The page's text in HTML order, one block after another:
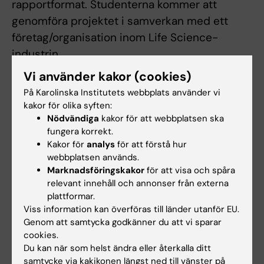
rapportformat. Studenterna kommer att
genomföra projektet i samverkan med ett
företag/organisation inom Life Science-
industrin.
Arbetsformer
Studenten kommer att handledas av en lärare
från KI samt i det fall detta är aktuellt av en
företagsrepresentant. Ämnesspecifik
handledning ges av uppdragsgivaren, där
detta är relevant, medan stöd för det
vetenskapliga arbetet ges av kursgivaren. Vid
minst ett tillfälle under projektets gång ska
studenten avrapportera sin projektsituation i
en skriftlig rapport eller med en muntlig
Vi använder kakor (cookies)
På Karolinska Institutets webbplats använder vi
kakor för olika syften:
Nödvändiga kakor för att webbplatsen ska
fungera korrekt.
Kakor för analys för att förstå hur
webbplatsen används.
Marknadsföringskakor för att visa och spåra
relevant innehåll och annonser från externa
plattformar.
Viss information kan överföras till länder utanför EU.
Genom att samtycka godkänner du att vi sparar
cookies.
Du kan när som helst ändra eller återkalla ditt
samtycke via kakikonen längst ned till vänster på